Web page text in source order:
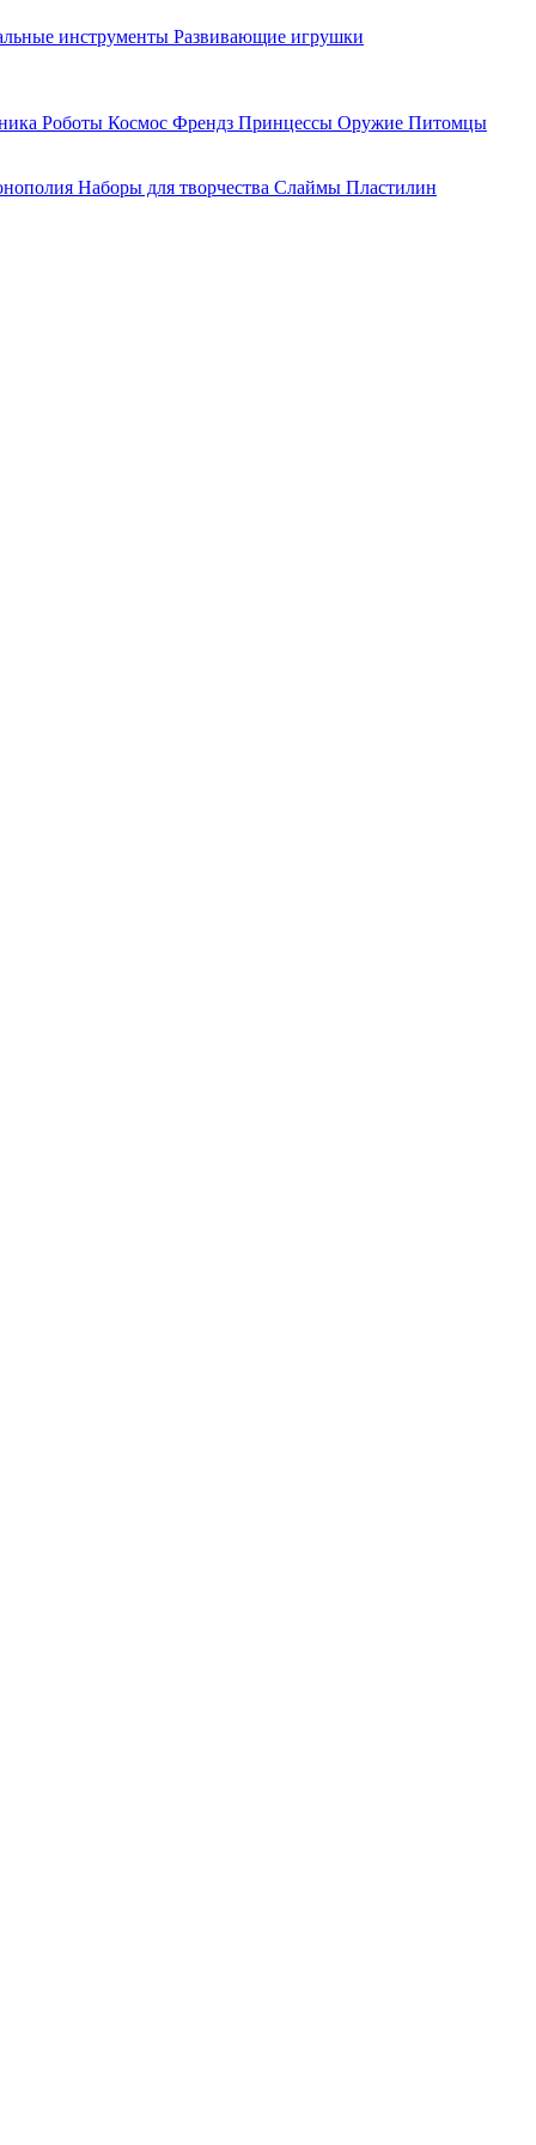
инструменты Развивающие игрушки
Роботы Космос Френдз Принцессы Оружие Питомцы
Наборы для творчества Слаймы Пластилин